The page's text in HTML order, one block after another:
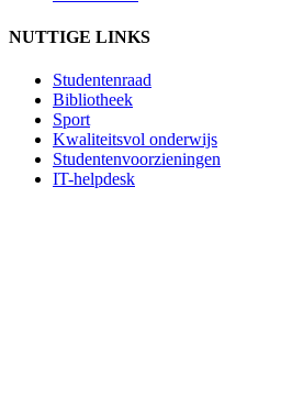
NUTTIGE LINKS
Studentenraad
Bibliotheek
Sport
Kwaliteitsvol onderwijs
Studentenvoorzieningen
IT-helpdesk